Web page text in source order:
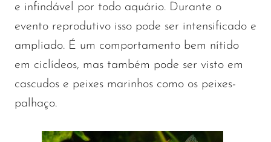
e infindável por todo aquário. Durante o
evento reprodutivo isso pode ser intensificado e
ampliado. É um comportamento bem nítido
em ciclídeos, mas também pode ser visto em
cascudos e peixes marinhos como os peixes-
palhaço.